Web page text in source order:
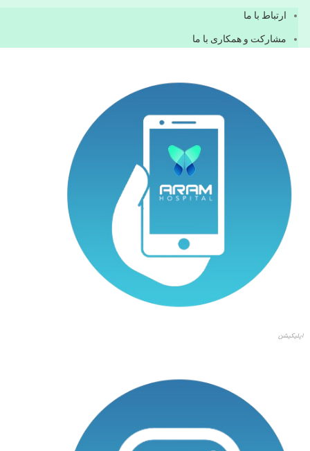
ارتباط با ما
مشاركت و همكاری با ما
اپلیکیشن